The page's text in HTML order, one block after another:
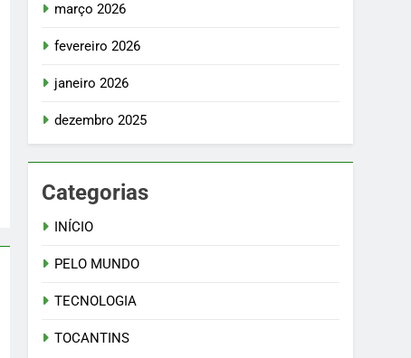
março 2026
fevereiro 2026
janeiro 2026
dezembro 2025
Categorias
INÍCIO
PELO MUNDO
TECNOLOGIA
TOCANTINS